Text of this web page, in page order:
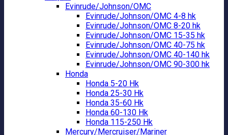
Evinrude/Johnson/OMC
Evinrude/Johnson/OMC 4-8 hk
Evinrude/Johnson/OMC 8-20 hk
Evinrude/Johnson/OMC 15-35 hk
Evinrude/Johnson/OMC 40-75 hk
Evinrude/Johnson/OMC 40-140 hk
Evinrude/Johnson/OMC 90-300 hk
Honda
Honda 5-20 Hk
Honda 25-30 Hk
Honda 35-60 Hk
Honda 60-130 Hk
Honda 115-250 Hk
Mercury/Mercruiser/Mariner